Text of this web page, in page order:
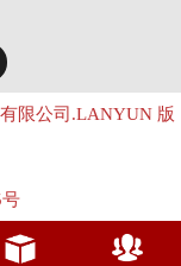
限公司.LANYUN 版